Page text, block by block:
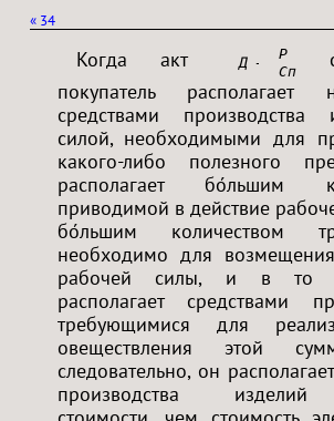
« 34
Когда акт Д — Т<
Р
Сп
покупатель располагает
средствами
силой, необходимыми для
какого-либо полезного
располагает бо́льшим
приводимой в действие
бо́льшим количеством
необходимо для
рабочей силы, и в то
располагает средствами
требующимися для
овеществления этой
следовательно, он
производства